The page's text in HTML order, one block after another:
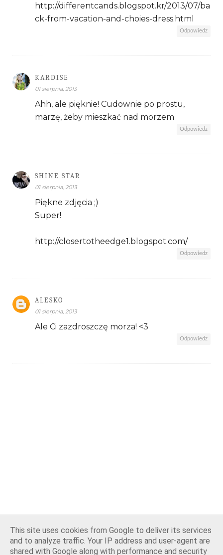
http://differentcands.blogspot.kr/2013/07/ba
ck-from-vacation-and-choies-dress.html
Odpowiedz
KARDISE
01 sierpnia, 2013
Ahh, ale pięknie! Cudownie po prostu,
marzę, żeby mieszkać nad morzem
Odpowiedz
SHINE STAR
01 sierpnia, 2013
Piękne zdjęcia ;)
Super!
http://closertotheedge1.blogspot.com/
Odpowiedz
ALESKO
01 sierpnia, 2013
Ale Ci zazdroszczę morza! <3
Odpowiedz
This site uses cookies from Google to deliver its services
and to analyze traffic. Your IP address and user-agent are
shared with Google along with performance and security